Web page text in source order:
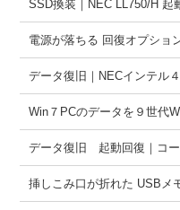
SSD換装｜NEC LL750/H 起
電源が落ちる 回復オプショ
データ復旧｜NECインテル
Win７PCのデータを９世代
データ復旧 起動回復｜コ
挿しこみ口が折れた USBメ